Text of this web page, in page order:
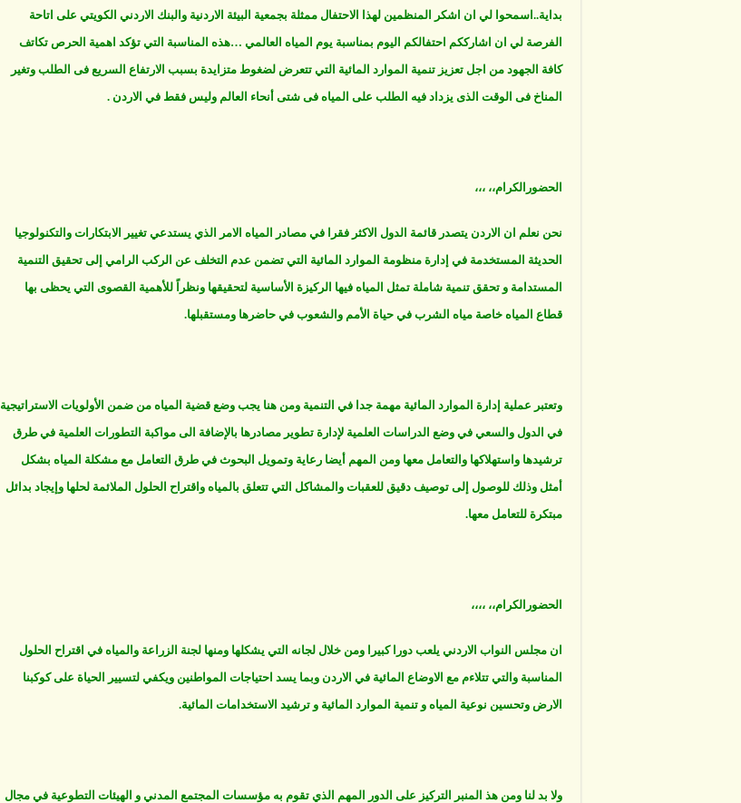
بداية..اسمحوا لي ان اشكر المنظمين لهذا الاحتفال ممثلة بجمعية البيئة الاردنية والبنك الاردني الكويتي على اتاحة
الفرصة لي ان اشارككم احتفالكم اليوم بمناسبة يوم المياه العالمي …هذه المناسبة التي تؤكد اهمية الحرص تكاتف
كافة الجهود من اجل تعزيز تنمية الموارد المائية التي تتعرض لضغوط متزايدة بسبب الارتفاع السريع فى الطلب وتغير
المناخ فى الوقت الذى يزداد فيه الطلب على المياه فى شتى أنحاء العالم وليس فقط في الاردن .
الحضورالكرام،، ،،،
نحن نعلم ان الاردن يتصدر قائمة الدول الاكثر فقرا في مصادر المياه الامر الذي يستدعي تغيير الابتكارات والتكنولوجيا
الحديثة المستخدمة في إدارة منظومة الموارد المائية التي تضمن عدم التخلف عن الركب الرامي إلى تحقيق التنمية
المستدامة و تحقق تنمية شاملة تمثل المياه فيها الركيزة الأساسية لتحقيقها ونظراً للأهمية القصوى التي يحظى بها
قطاع المياه خاصة مياه الشرب في حياة الأمم والشعوب في حاضرها ومستقبلها.
وتعتبر عملية إدارة الموارد المائية مهمة جدا في التنمية ومن هنا يجب وضع قضية المياه من ضمن الأولويات الاستراتيجية
في الدول والسعي في وضع الدراسات العلمية لإدارة تطوير مصادرها بالإضافة الى مواكبة التطورات العلمية في طرق
ترشيدها واستهلاكها والتعامل معها ومن المهم أيضا رعاية وتمويل البحوث في طرق التعامل مع مشكلة المياه بشكل
أمثل وذلك للوصول إلى توصيف دقيق للعقبات والمشاكل التي تتعلق بالمياه واقتراح الحلول الملائمة لحلها وإيجاد بدائل
مبتكرة للتعامل معها.
الحضورالكرام،، ،،،،
ان مجلس النواب الاردني يلعب دورا كبيرا ومن خلال لجانه التي يشكلها ومنها لجنة الزراعة والمياه في اقتراح الحلول
المناسبة والتي تتلاءم مع الاوضاع المائية في الاردن وبما يسد احتياجات المواطنين ويكفي لتسيير الحياة على كوكبنا
الارض وتحسين نوعية المياه و تنمية الموارد المائية و ترشيد الاستخدامات المائية.
ولا بد لنا ومن هذ المنبر التركيز على الدور المهم الذي تقوم به مؤسسات المجتمع المدني و الهيئات التطوعية في مجال